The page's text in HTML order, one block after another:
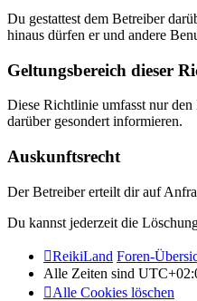
Du gestattest dem Betreiber
hinaus dürfen er und andere
Geltungsbereich dieser
Diese Richtlinie umfasst nur
darüber gesondert informieren.
Auskunftsrecht
Der Betreiber erteilt dir auf
Du kannst jederzeit die
ReikiLand Foren-
Alle Zeiten sind
Alle Cookies löschen